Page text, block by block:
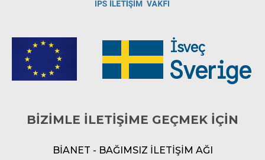
BİZİMLE İLETİŞİME GEÇMEK İÇİN
BİANET - BAĞIMSIZ İLETİŞİM AĞI